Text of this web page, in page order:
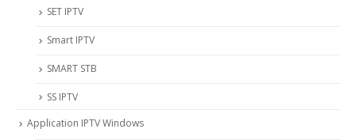
SET IPTV
Smart IPTV
SMART STB
SS IPTV
Application IPTV Windows